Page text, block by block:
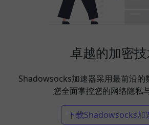
卓越的加密
Shadowsocks加速器采用最前沿的
您全面掌控您的网络隐私
下载Shadowsocks加